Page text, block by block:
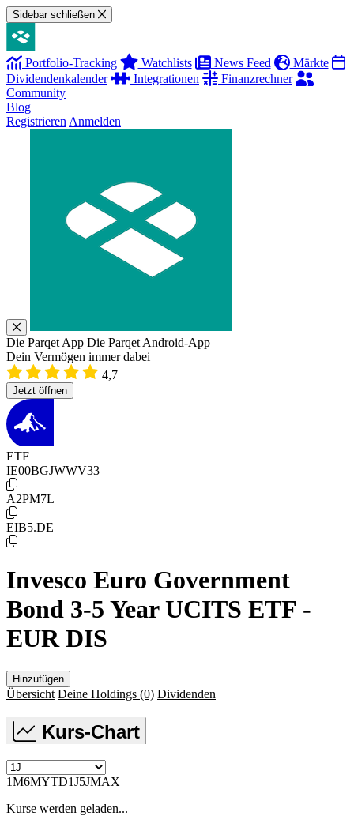
Sidebar schließen
Portfolio-Tracking Watchlists News Feed
Märkte
Dividendenkalender
Integrationen
Finanzrechner
Community
Blog
Registrieren Anmelden
Die Parqet App Die Parqet Android-App
Dein Vermögen immer dabei
4,7
Jetzt öffnen
ETF
IE00BGJWWV33
A2PM7L
EIB5.DE
Invesco Euro Government
Bond 3-5 Year UCITS ETF -
EUR DIS
Hinzufügen
Übersicht Deine Holdings (0) Dividenden
Kurs-Chart
1M6MYTD1J5JMAX
Kurse werden geladen...